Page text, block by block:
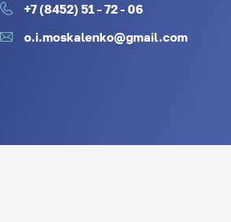
+7 (8452) 51 - 72 - 06
o.i.moskalenko@gmail.com